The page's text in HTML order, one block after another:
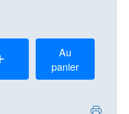
Au
panier